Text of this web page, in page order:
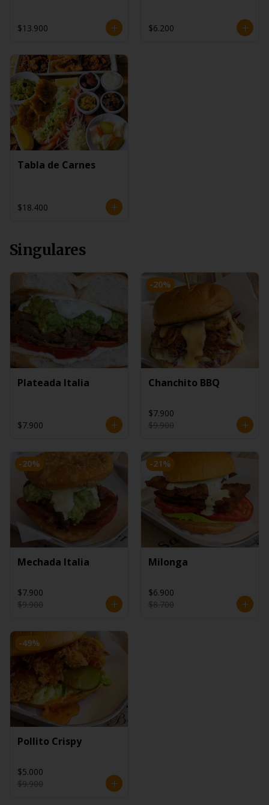
$13.900 $6.200
Tabla de Carnes
$18.400
Singulares
Plateada Italia
$7.900
-20%
Chanchito BBQ
$7.900
$9.900
-20%
Mechada Italia
$7.900
$9.900
-21%
Milonga
$6.900
$8.700
-49%
Pollito Crispy
$5.000
$9.900